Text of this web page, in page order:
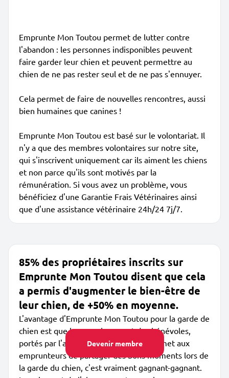
Devenir membre
Emprunte Mon Toutou permet de lutter contre
l'abandon : les personnes indisponibles peuvent
faire garder leur chien et peuvent permettre au
chien de ne pas rester seul et de ne pas s'ennuyer.
Cela permet de faire de nouvelles rencontres, aussi
bien humaines que canines !
Emprunte Mon Toutou est basé sur le volontariat. Il
n'y a que des membres volontaires sur notre site,
qui s'inscrivent uniquement car ils aiment les chiens
et non parce qu'ils sont motivés par la
rémunération. Si vous avez un problème, vous
bénéficiez d'une Garantie Frais Vétérinaires ainsi
que d'une assistance vétérinaire 24h/24 7j/7.
85% des propriétaires inscrits sur
Emprunte Mon Toutou disent que cela
a permis d'augmenter le bien-être de
leur chien, de +50% en moyenne.
L'avantage d'Emprunte Mon Toutou pour la garde de
chien est que les membres sont des bénévoles,
portés par l'amour des chiens. Cela permet aux
emprunteurs de partager des bons moments lors de
la garde du chien, c'est vraiment gagnant-gagnant.